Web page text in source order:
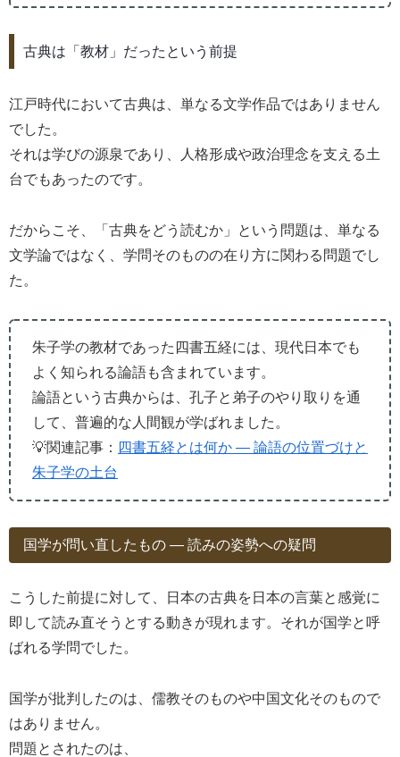
古典は「教材」だったという前提
江戸時代において古典は、単なる文学作品ではありません
でした。
それは学びの源泉であり、人格形成や政治理念を支える土
台でもあったのです。
だからこそ、「古典をどう読むか」という問題は、単なる
文学論ではなく、学問そのものの在り方に関わる問題でし
た。
朱子学の教材であった四書五経には、現代日本でも
よく知られる論語も含まれています。
論語という古典からは、孔子と弟子のやり取りを通
して、普遍的な人間観が学ばれました。
💡関連記事： 四書五経とは何か ― 論語の位置づけと
朱子学の土台
国学が問い直したもの ― 読みの姿勢への疑問
こうした前提に対して、日本の古典を日本の言葉と感覚に
即して読み直そうとする動きが現れます。それが国学と呼
ばれる学問でした。
国学が批判したのは、儒教そのものや中国文化そのもので
はありません。
問題とされたのは、